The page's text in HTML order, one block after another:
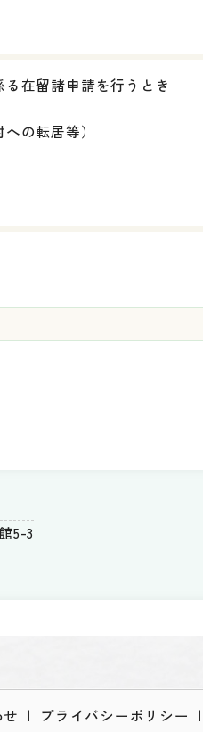
在留諸申請を行うとき
の転居等）
5-3
プライバシーポリシー